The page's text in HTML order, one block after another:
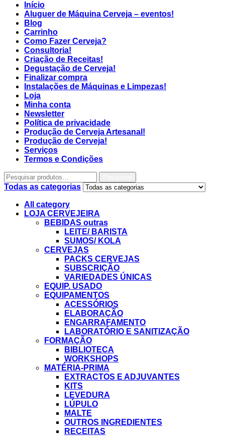
Início
Aluguer de Máquina Cerveja – eventos!
Blog
Carrinho
Como Fazer Cerveja?
Consultoria!
Criação de Receitas!
Degustação de Cerveja!
Finalizar compra
Instalações de Máquinas e Limpezas!
Loja
Minha conta
Newsletter
Política de privacidade
Produção de Cerveja Artesanal!
Produção de Cerveja!
Serviços
Termos e Condições
Todas as categorias
All category
LOJA CERVEJEIRA
BEBIDAS outras
LEITE/ BARISTA
SUMOS/ KOLA
CERVEJAS
PACKS CERVEJAS
SUBSCRIÇÃO
VARIEDADES ÚNICAS
EQUIP. USADO
EQUIPAMENTOS
ACESSÓRIOS
ELABORAÇÃO
ENGARRAFAMENTO
LABORATÓRIO E SANITIZAÇÃO
FORMAÇÃO
BIBLIOTECA
WORKSHOPS
MATÉRIA-PRIMA
EXTRACTOS E ADJUVANTES
KITS
LEVEDURA
LÚPULO
MALTE
OUTROS INGREDIENTES
RECEITAS